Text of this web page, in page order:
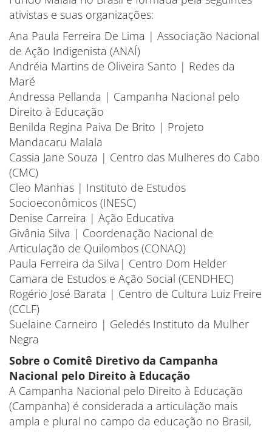
ativistas e suas organizações:
Ana Paula Ferreira De Lima | Associação Nacional
de Ação Indigenista (ANAÍ)
Andréia Martins de Oliveira Santo | Redes da
Maré
Andressa Pellanda | Campanha Nacional pelo
Direito à Educação
Benilda Regina Paiva De Brito | Projeto
Mandacaru Malala
Cassia Jane Souza | Centro das Mulheres do Cabo
(CMC)
Cleo Manhas | Instituto de Estudos
Socioeconômicos (INESC)
Denise Carreira | Ação Educativa
Givânia Silva | Coordenação Nacional de
Articulação de Quilombos (CONAQ)
Paula Ferreira da Silva| Centro Dom Helder
Camara de Estudos e Ação Social (CENDHEC)
Rogério José Barata | Centro de Cultura Luiz Freire
(CCLF)
Suelaine Carneiro | Geledés Instituto da Mulher
Negra
Sobre o Comitê Diretivo da Campanha
Nacional pelo Direito à Educação
A Campanha Nacional pelo Direito à Educação
(Campanha) é considerada a articulação mais
ampla e plural no campo da educação no Brasil,